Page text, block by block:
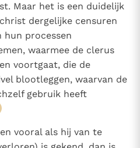
Maar het is een duidelijk
dergelijke censuren
hun processen
waarmee de clerus
voortgaat, die de
blootleggen, waarvan de
gebruik heeft
vooral als hij van te